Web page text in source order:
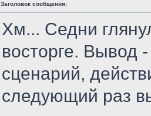
Заголовок сообщения:
Хм... Седни
восторге. Вывод
сценарий,
следующий раз